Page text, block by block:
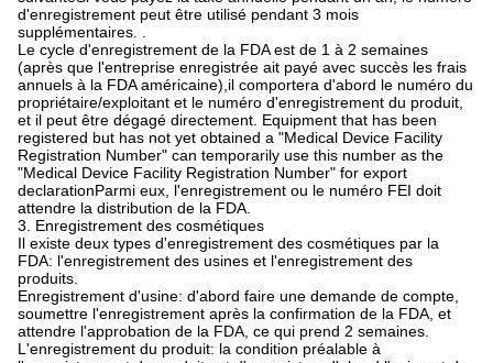
d'enregistrement peut être utilisé pendant 3 mois
supplémentaires. .
Le cycle d'enregistrement de la FDA est de 1 à 2 semaines
(après que l'entreprise enregistrée ait payé avec succès les frais
annuels à la FDA américaine),il comportera d'abord le numéro du
propriétaire/exploitant et le numéro d'enregistrement du produit,
et il peut être dégagé directement. Equipment that has been
registered but has not yet obtained a "Medical Device Facility
Registration Number" can temporarily use this number as the
"Medical Device Facility Registration Number" for export
declarationParmi eux, l'enregistrement ou le numéro FEI doit
attendre la distribution de la FDA.
3. Enregistrement des cosmétiques
Il existe deux types d'enregistrement des cosmétiques par la
FDA: l'enregistrement des usines et l'enregistrement des
produits.
Enregistrement d'usine: d'abord faire une demande de compte,
soumettre l'enregistrement après la confirmation de la FDA, et
attendre l'approbation de la FDA, ce qui prend 2 semaines.
L'enregistrement du produit: la condition préalable à